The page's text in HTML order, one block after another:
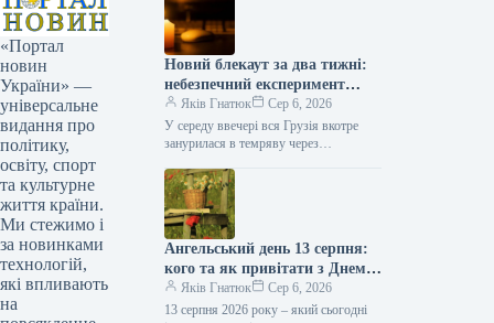
«Портал
новин
України» —
універсальне
видання про
політику,
освіту, спорт
та культурне
життя країни.
Ми стежимо і
за новинками
технологій,
які впливають
на
Новий блекаут за два тижні:
небезпечний експеримент
влади залишив усю Грузію
без електрики
Яків Гнатюк
Сер 6, 2026
У середу ввечері вся Грузія вкотре
занурилася в темряву через
третім повним припиненням
електропостачання в країні за останні
два тижні.…
Ангельський день 13 серпня:
кого та як привітати з Днем
ангела
Яків Гнатюк
Сер 6, 2026
13 серпня 2026 року – який сьогодні